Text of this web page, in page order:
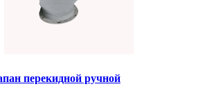
перекидной ручной